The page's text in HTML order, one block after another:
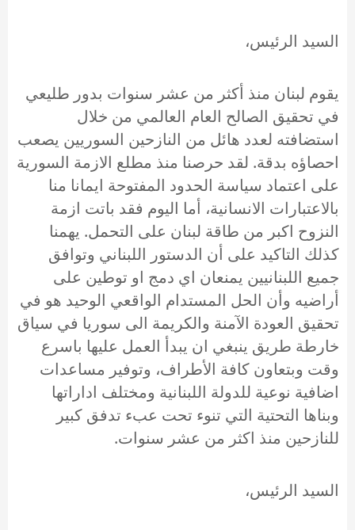
السيد الرئيس،
يقوم لبنان منذ أكثر من عشر سنوات بدور طليعي
في تحقيق الصالح العام العالمي من خلال
استضافته لعدد هائل من النازحين السوريين يصعب
احصاؤه بدقة. لقد حرصنا منذ مطلع الازمة السورية
على اعتماد سياسة الحدود المفتوحة ايمانا منا
بالاعتبارات الانسانية، أما اليوم فقد باتت ازمة
النزوح اكبر من طاقة لبنان على التحمل. يهمنا
كذلك التاكيد على أن الدستور اللبناني وتوافق
جميع اللبنانيين يمنعان اي دمج او توطين على
أراضيه وأن الحل المستدام الواقعي الوحيد هو في
تحقيق العودة الآمنة والكريمة الى سوريا في سياق
خارطة طريق ينبغي ان يبدأ العمل عليها باسرع
وقت وبتعاون كافة الأطراف، وتوفير مساعدات
اضافية نوعية للدولة اللبنانية ومختلف اداراتها
وبناها التحتية التي تنوء تحت عبء تدفق كبير
للنازحين منذ اكثر من عشر سنوات.
السيد الرئيس،